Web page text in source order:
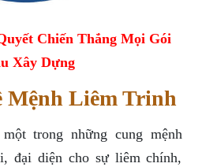
Chiến Thắng Mọi Gói
Xây Dựng
Mệnh Liêm Trinh
trong những cung mệnh
đại diện cho sự liêm chính,